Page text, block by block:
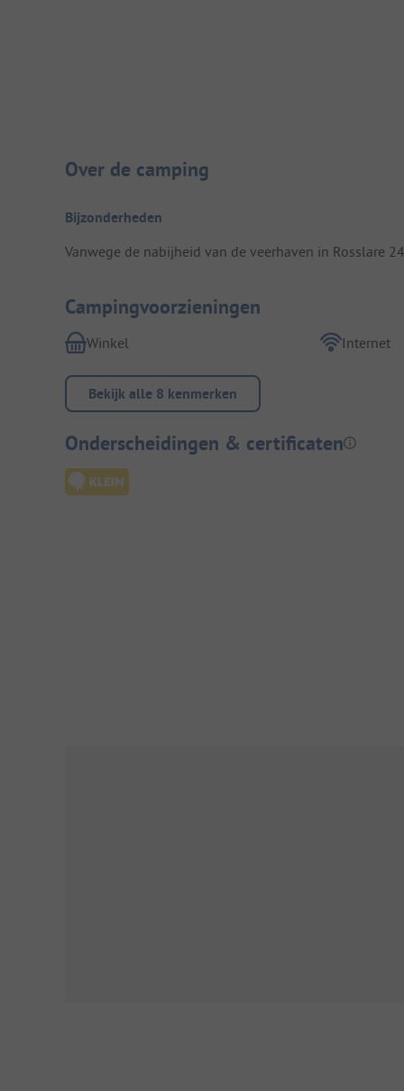
Camping introductie
Over de camping
Bijzonderheden
Vanwege de nabijheid van de veerhaven in Rosslare
Campingvoorzieningen
Winkel Internet
Bekijk alle 8 kenmerken
Onderscheidingen & certificaten